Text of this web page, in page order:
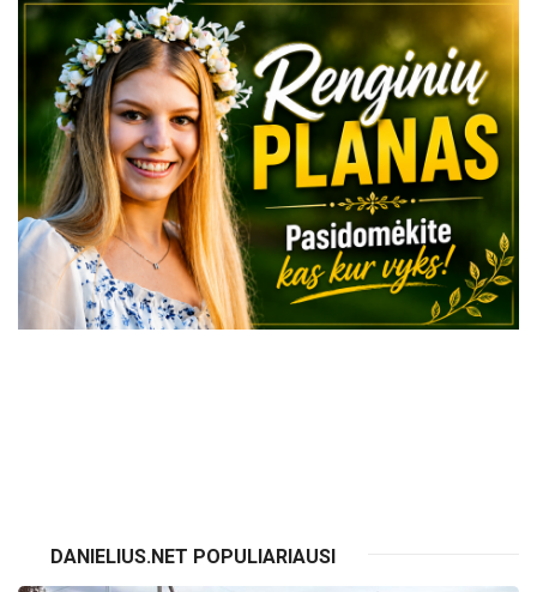
DANIELIUS.NET POPULIARIAUSI